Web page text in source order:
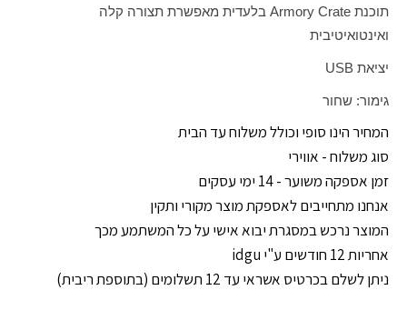
תוכנת Armory Crate בלעדית מאפשרת תצורה קלה
ואינטואיטיבית
יציאת USB
גימור: שחור
המחיר הינו סופי וכולל משלוח עד הבית
סוג משלוח - אווירי
זמן אספקה משוער - 14 ימי עסקים
אנחנו מתחייבים לאספקת מוצר מקורי ותקין
המוצר נרכש במסגרת יבוא אישי על כל המשתמע מכך
אחריות 12 חודשים ע"י idgu
ניתן לשלם בכרטיס אשראי עד 12 תשלומים (בתוספת ריבית)